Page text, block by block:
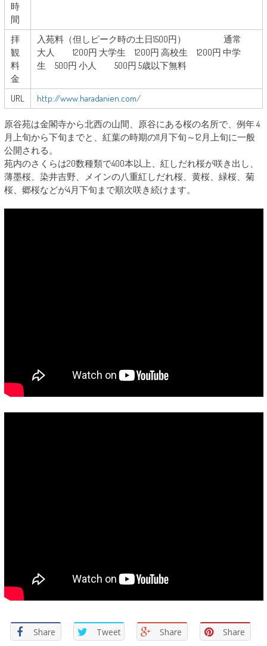
時
間
拝
観
料
金
入苑料（但しピーク時の土日1500円） 通常
大人 1200円 大学生 1200円 高校生 1200円 中学
生 500円 小人 500円 5歳以下無料
URL http://www.haradanien.com/
原谷苑は金閣寺から北西の山間、原谷にある桜の名所で、例年 4
月上旬から下旬までと、紅葉の時期の11月下旬～12月上旬に一般
公開される。
苑内のさくらは20数種類で400本以上、紅しだれ桜が咲き出し、
薄墨桜、染井吉野、メインの八重紅しだれ桜、黄桜、緑桜、菊
桜、郷桜などが4月下旬まで順次咲き続けます。
Share Tweet Share Share